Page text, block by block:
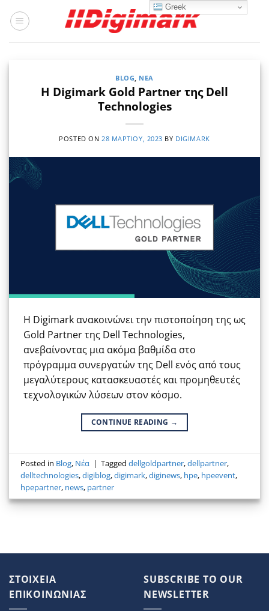
στο
BLOG, ΝΈΑ
H Digimark Gold Partner της Dell
Technologies
POSTED ON 28 ΜΑΡΤΊΟΥ, 2023 BY DIGIMARK
Η Digimark ανακοινώνει την πιστοποίηση της ως
Gold Partner της Dell Technologies,
ανεβαίνοντας μια ακόμα βαθμίδα στο
πρόγραμμα συνεργατών της Dell ενός από τους
μεγαλύτερους κατασκευαστές και προμηθευτές
τεχνολογικών λύσεων στον κόσμο.
CONTINUE READING →
Posted in Blog, Νέα | Taggeddellgoldpartner,dellpartner,
delltechnologies,digiblog,digimark,diginews, hpe, hpeevent,
hpepartner, news, partner
ΣΤΟΙΧΕΙΑ
ΕΠΙΚΟΙΝΩΝΙΑΣ
SUBSCRIBE TO OUR
NEWSLETTER
Greek